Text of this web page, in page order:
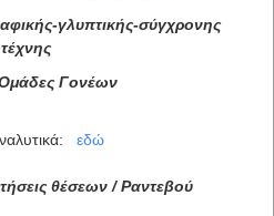
γλυπτικής-σύγχρονης
τέχνης
Γονέων
εδώ
θέσεων / Ραντεβού